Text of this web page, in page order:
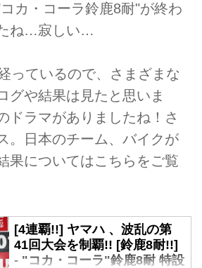
カ・コーラ鈴鹿8耐"が終わ
ね…寂しい…
っているので、さまざまな
グや結果は見たと思いま
ドラマがありましたね！さ
。日本のチーム、バイクが
果についてはこちらをご覧
[4連覇!!] ヤマハ 、波乱の第
41回大会を制覇!! [鈴鹿8耐!!]
- "コカ・コーラ"鈴鹿8耐 特設